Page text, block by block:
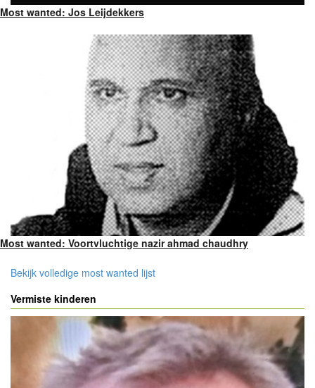
Most wanted: Jos Leijdekkers
Most wanted: Voortvluchtige nazir ahmad chaudhry
Bekijk volledige most wanted lijst
Vermiste kinderen